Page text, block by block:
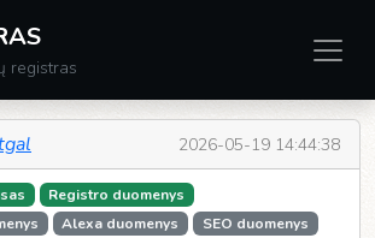
registras
2026-05-19 14:44:38
Registro duomenys
Alexa duomenys
SEO duomenys